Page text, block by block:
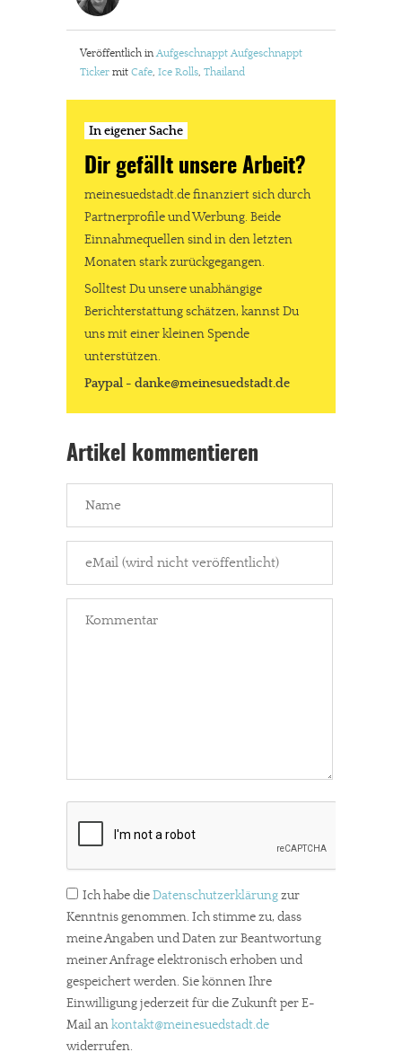
In eigener Sache
Dir gefällt unsere Arbeit?
meinesuedstadt.de finanziert sich durch Partnerprofile und
Veröffentlich inAufgeschnappt Aufgeschnappt
Ticker mit Cafe, Ice Rolls, Thailand
In eigener Sache
Dir gefällt unsere Arbeit?
meinesuedstadt.de finanziert sich durch
Partnerprofile und Werbung. Beide
Einnahmequellen sind in den letzten
Monaten stark zurückgegangen.
Solltest Du unsere unabhängige
Berichterstattung schätzen, kannst Du
uns mit einer kleinen Spende
unterstützen.
Paypal - danke@meinesuedstadt.de
Artikel kommentieren
Ich habe dieDatenschutzerklärungzur
Kenntnis genommen. Ich stimme zu, dass
meine Angaben und Daten zur Beantwortung
meiner Anfrage elektronisch erhoben und
gespeichert werden. Sie können Ihre
Einwilligung jederzeit für die Zukunft per E-
Mail ankontakt@meinesuedstadt.de
widerrufen.